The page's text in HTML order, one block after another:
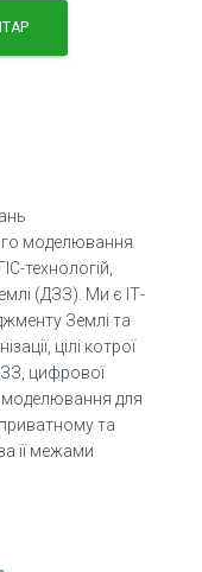
моделювання
технологій,
(ДЗЗ). Ми є ІТ-
Землі та
цілі котрої
цифрової
моделювання для
та
її межами